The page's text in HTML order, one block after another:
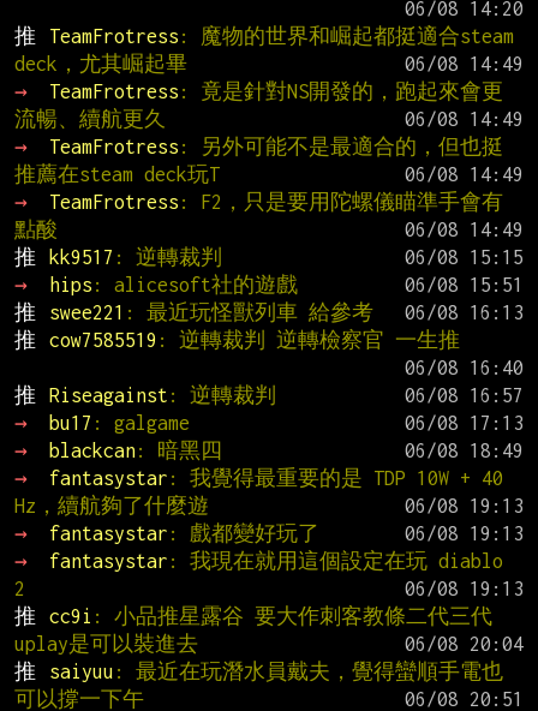
推
TeamFrotress : 魔物的世界和崛起都挺適合steam
deck，尤其崛起畢
→
TeamFrotress : 竟是針對NS開發的，跑起來會更
流暢、續航更久
→
TeamFrotress : 另外可能不是最適合的，但也挺
推薦在steam deck玩T
→
TeamFrotress : F2，只是要用陀螺儀瞄準手會有
點酸
推
kk9517 : 逆轉裁判
→
hips : alicesoft社的遊戲
推
swee221 : 最近玩怪獸列車 給參考
推
cow7585519 : 逆轉裁判 逆轉檢察官 一生推
推
Riseagainst : 逆轉裁判
→
bu17 : galgame
→
blackcan: 暗黑四
→
fantasystar : 我覺得最重要的是 TDP 10W + 40
Hz，續航夠了什麼遊
→
fantasystar : 戲都變好玩了
→
fantasystar : 我現在就用這個設定在玩 diablo
2
推
cc9i : 小品推星露谷 要大作刺客教條二代三代
uplay是可以裝進去
推
saiyuu : 最近在玩潛水員戴夫，覺得蠻順手電也
可以撐一下午